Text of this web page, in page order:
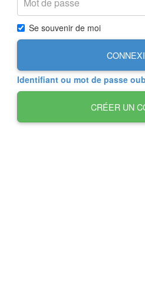
Se souvenir de moi
Identifiant ou mot de passe
CRÉER UN